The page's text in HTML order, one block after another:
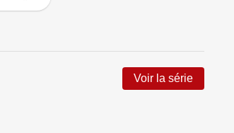
Voir la série